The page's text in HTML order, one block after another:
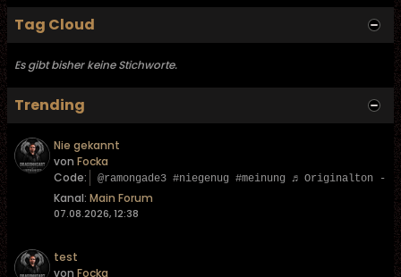
Tag Cloud
Es gibt bisher keine Stichworte.
Trending
Nie gekannt
von Focka
Code:
@ramongade3 #niegenug #meinung ♬ Originalton -
Kanal: Main Forum
07.08.2026, 12:38
test
von Focka